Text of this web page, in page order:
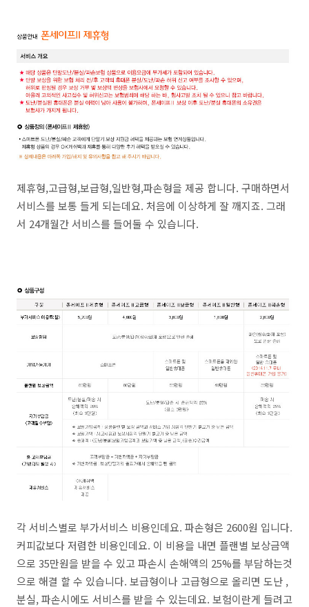
제휴형,고급형,보급형,일반형,파손형을 제공 합니다. 구매하면서
서비스를 보통 들게 되는데요. 처음에 이상하게 잘 깨지죠. 그래
서 24개월간 서비스를 들어둘 수 있습니다.
각 서비스별로 부가서비스 비용인데요. 파손형은 2600원 입니다.
커피값보다 저렴한 비용인데요. 이 비용을 내면 플랜별 보상금액
으로 35만원을 받을 수 있고 파손시 손해액의 25%를 부담하는것
으로 해결 할 수 있습니다. 보급형이나 고급형으로 올리면 도난 ,
분실, 파손시에도 서비스를 받을 수 있는데요. 보험이란게 들려고